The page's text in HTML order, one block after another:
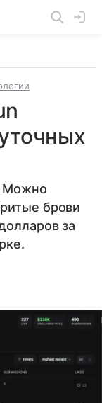
Можно
брови
за